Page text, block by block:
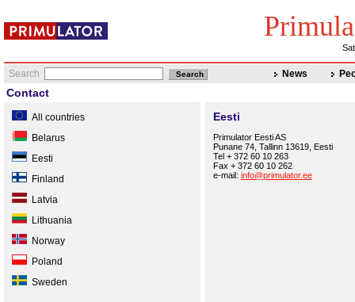
Search News
Contact
All countries
Belarus
Eesti
Finland
Latvia
Lithuania
Norway
Poland
Sweden
Eesti
Primulator Eesti AS
Punane 74, Tallinn 13619, Eesti
Tel + 372 60 10 263
Fax + 372 60 10 262
e-mail: info@primulator.ee